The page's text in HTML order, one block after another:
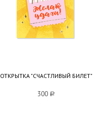
ОТКРЫТКА "СЧАСТЛИВЫЙ БИЛЕТ"
300 a